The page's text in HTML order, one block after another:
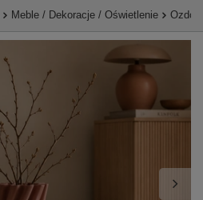
Meble / Dekoracje / Oświetlenie